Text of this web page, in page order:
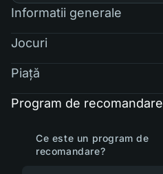
Informatii generale
Jocuri
Piaţă
Program de recomandare
Ce este un program de
recomandare?